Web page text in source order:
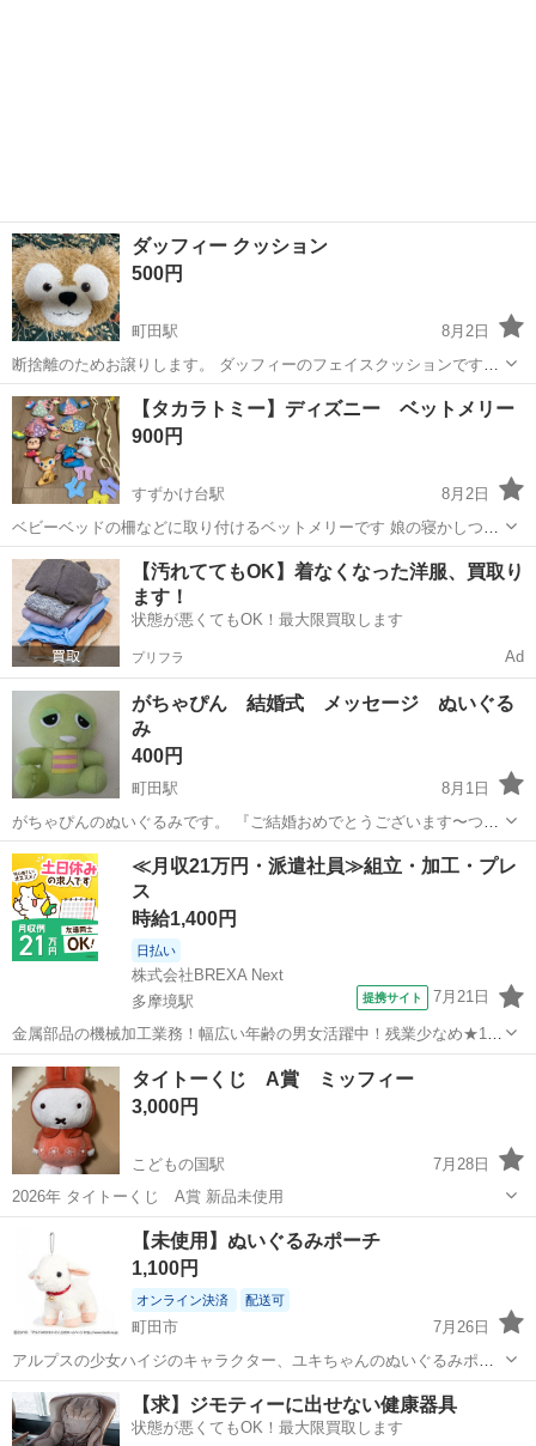
ダッフィー クッション
500円
町田駅
8月2日
断捨離のためお譲りします。 ダッフィーのフェイスクッションです。
室内で飾っていました。洗濯済。 直接触れるとこには置いていません
が、犬のいる環境ですのでアレルギーある方はお気を付けください。
お子さまがいるご家庭なら無償で...
東京 町田市 町田駅 おもちゃ
【タカラトミー】ディズニー ベットメリー
900円
すずかけ台駅
8月2日
ベビーベッドの柵などに取り付けるベットメリーです 娘の寝かしつけ
の時などに使ってました。 2024秋-2025秋の1年ほど使用、現在は使っ
ていませんので、お譲りします。 箱の一部が剥がれております。 中身
は目立った傷など...
東京 町田市 すずかけ台駅 おもちゃ
【汚れててもOK】着なくなった洋服、買取り
ます！
状態が悪くてもOK！最大限買取します
プリフラ Ad
がちゃぴん 結婚式 メッセージ ぬいぐる
み
400円
町田駅
8月1日
がちゃぴんのぬいぐるみです。 『ご結婚おめでとうございます〜つづ
く』とおしゃべりします。 ムックの声と一緒です。 ぬいぐるみのみ
で、梱包やラッピングはありません。 写真の状態です。 目立った汚れ
はないと思います。 ...
東京 町田市 町田駅 おもちゃ
≪月収21万円・派遣社員≫組立・加工・プレ
ス
時給1,400円
日払い
株式会社BREXA Next
多摩境駅
提携サイト 7月21日
金属部品の機械加工業務！幅広い年齢の男女活躍中！残業少なめ★1食
300円～食堂利用可★便利な日払い制度あり！働きやすい空調完備
♪《東京都町田市》 人気の工場のお仕事 ◇ワイヤーカット・NC旋盤・
機械加工のお仕事 ◇ ①金...
東京 町田市 多摩境駅 その他
タイトーくじ A賞 ミッフィー
3,000円
こどもの国駅
7月28日
2026年 タイトーくじ A賞 新品未使用
東京 こどもの国駅 おもちゃ
【未使用】ぬいぐるみポーチ
1,100円
オンライン決済 配送可
町田市
7月26日
アルプスの少女ハイジのキャラクター、ユキちゃんのぬいぐるみポー
チです。 ・ブランド：宝島社（オトナミューズ付録） ・サイズ：全長
約22cm ・状態：新品未使用 ・背中にファスナーが付いており、小物
を収納可能です
東京 町田市 おもちゃ
【求】ジモティーに出せない健康器具
状態が悪くてもOK！最大限買取します